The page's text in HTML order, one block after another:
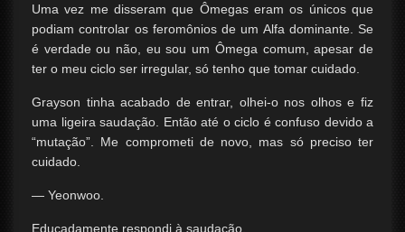
Uma vez me disseram que Ômegas eram os únicos que
podiam controlar os feromônios de um Alfa dominante. Se
é verdade ou não, eu sou um Ômega comum, apesar de
ter o meu ciclo ser irregular, só tenho que tomar cuidado.
Grayson tinha acabado de entrar, olhei-o nos olhos e fiz
uma ligeira saudação. Então até o ciclo é confuso devido a
“mutação”. Me comprometi de novo, mas só preciso ter
cuidado.
— Yeonwoo.
Educadamente respondi à saudação.